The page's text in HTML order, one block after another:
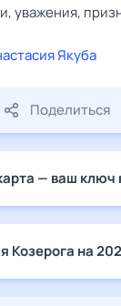
уважения,
Якуба
Поделиться
— ваш ключ
Козерога на